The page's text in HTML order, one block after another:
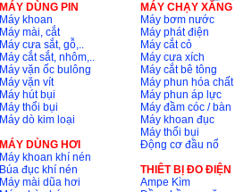
MÁY DÙNG PIN
Máy khoan
Máy mài, cắt
Máy cưa sắt, gỗ,..
Máy cắt sắt, nhôm,..
Máy vặn ốc bulông
Máy vặn vít
Máy hút bụi
Máy thổi bụi
Máy dò kim loại
MÁY DÙNG HƠI
Máy khoan khí nén
Búa đục khí nén
Máy mài dũa hơi
MÁY CHẠY
Máy bơm nước
Máy phát điện
Máy cắt cỏ
Máy cưa xích
Máy cắt bê tông
Máy phun hóa chất
Máy phun áp lực
Máy đầm cóc / bàn
Máy khoan đục
Máy thổi bụi
Động cơ đầu nổ
THIÊT BỊ ĐO ĐIỆN
Ampe Kìm